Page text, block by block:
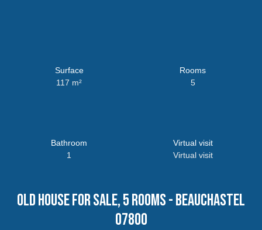
Surface
117 m²
Rooms
5
Bathroom
1
Virtual visit
Virtual visit
Old house for sale, 5 rooms - Beauchastel
07800